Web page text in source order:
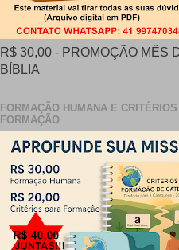
R$ 30,00 - PROMOÇÃO MÊS
BÍBLIA
FORMAÇÃO HUMANA E
FORMAÇÃO